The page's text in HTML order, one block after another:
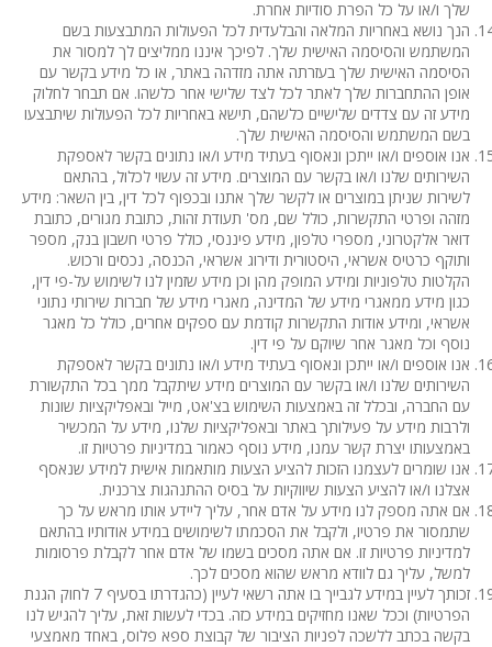
שלך ו/או על כל הפרת סודיות אחרת.
הנך נושא באחריות המלאה והבלעדית לכל הפעולות המתבצעות בשם
המשתמש והסיסמה האישית שלך. לפיכך איננו ממליצים לך למסור את
הסיסמה האישית שלך בעזרתה אתה מזדהה באתר, או כל מידע בקשר עם
אופן ההתחברות שלך לאתר לכל לצד שלישי אחר כלשהו. אם תבחר לחלוק
מידע זה עם צדדים שלישיים כלשהם, תישא באחריות לכל הפעולות שיתבצעו
בשם המשתמש והסיסמה האישית שלך.
אנו אוספים ו/או ייתכן ונאסוף בעתיד מידע ו/או נתונים בקשר לאספקת
השירותים שלנו ו/או בקשר עם המוצרים. מידע זה עשוי לכלול, בהתאם
לשירות שניתן במוצרים או לקשר שלך אתנו ובכפוף לכל דין, בין השאר: מידע
מזהה ופרטי התקשרות, כולל שם, מס' תעודת זהות, כתובת מגורים, כתובת
דואר אלקטרוני, מספרי טלפון, מידע פיננסי, כולל פרטי חשבון בנק, מספר
ותוקף כרטיס אשראי, היסטורית ודירוג אשראי, הכנסה, נכסים ורכוש.
הקלטות טלפוניות ומידע המופק מהן וכן מידע שזמין לנו לשימוש על-פי דין,
כגון מידע ממאגרי מידע של המדינה, מאגרי מידע של חברות שירותי נתוני
אשראי, ומידע אודות התקשרות קודמת עם ספקים אחרים, כולל כל מאגר
נוסף וכל מאגר אחר שיוקם על פי דין.
אנו אוספים ו/או ייתכן ונאסוף בעתיד מידע ו/או נתונים בקשר לאספקת
השירותים שלנו ו/או בקשר עם המוצרים מידע שיתקבל ממך בכל התקשורת
עם החברה, ובכלל זה באמצעות השימוש בצ'אט, מייל ובאפליקציות שונות
ולרבות מידע על פעילותך באתר ובאפליקציות שלנו, מידע על המכשיר
באמצעותו יצרת קשר עמנו, מידע נוסף כאמור במדיניות פרטיות זו.
אנו שומרים לעצמנו הזכות להציע הצעות מותאמות אישית למידע שנאסף
אצלנו ו/או להציע הצעות שיווקיות על בסיס ההתנהגות צרכנית.
אם אתה מספק לנו מידע על אדם אחר, עליך ליידע אותו מראש על כך
שתמסור את פרטיו, ולקבל את הסכמתו לשימושים במידע אודותיו בהתאם
למדיניות פרטיות זו. אם אתה מסכים בשמו של אדם אחר לקבלת פרסומות
למשל, עליך גם לוודא מראש שהוא מסכים לכך.
זכותך לעיין במידע לגבייך בו אתה רשאי לעיין (כהגדרתו בסעיף 7 לחוק הגנת
הפרטיות) וככל שאנו מחזיקים במידע כזה. בכדי לעשות זאת, עליך להגיש לנו
בקשה בכתב ללשכה לפניות הציבור של קבוצת ספא פלוס, באחד מאמצעי